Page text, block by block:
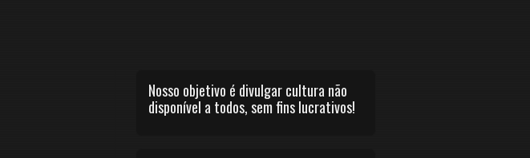
Nosso objetivo é divulgar cultura não
disponível a todos, sem fins lucrativos!